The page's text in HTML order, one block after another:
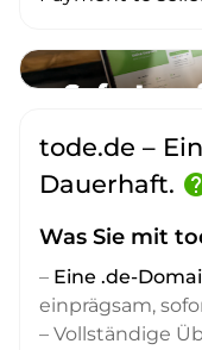
tode.de –
Dauerhaft.
Was Sie mit
– Eine .de-
einprägsam,
– Vollständige